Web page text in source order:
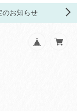
お知らせ